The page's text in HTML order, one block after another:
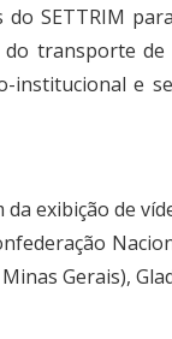
SETTRIM
transporte de
institucional e
exibição de
Gerais),